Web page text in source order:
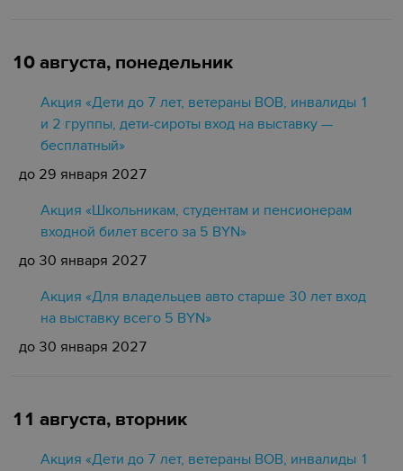
10 августа, понедельник
Акция «Дети до 7 лет, ветераны ВОВ, инвалиды 1
и 2 группы, дети-сироты вход на выставку —
бесплатный»
до 29 января 2027
Акция «Школьникам, студентам и пенсионерам
входной билет всего за 5 BYN»
до 30 января 2027
Акция «Для владельцев авто старше 30 лет вход
на выставку всего 5 BYN»
до 30 января 2027
11 августа, вторник
Акция «Дети до 7 лет, ветераны ВОВ, инвалиды 1